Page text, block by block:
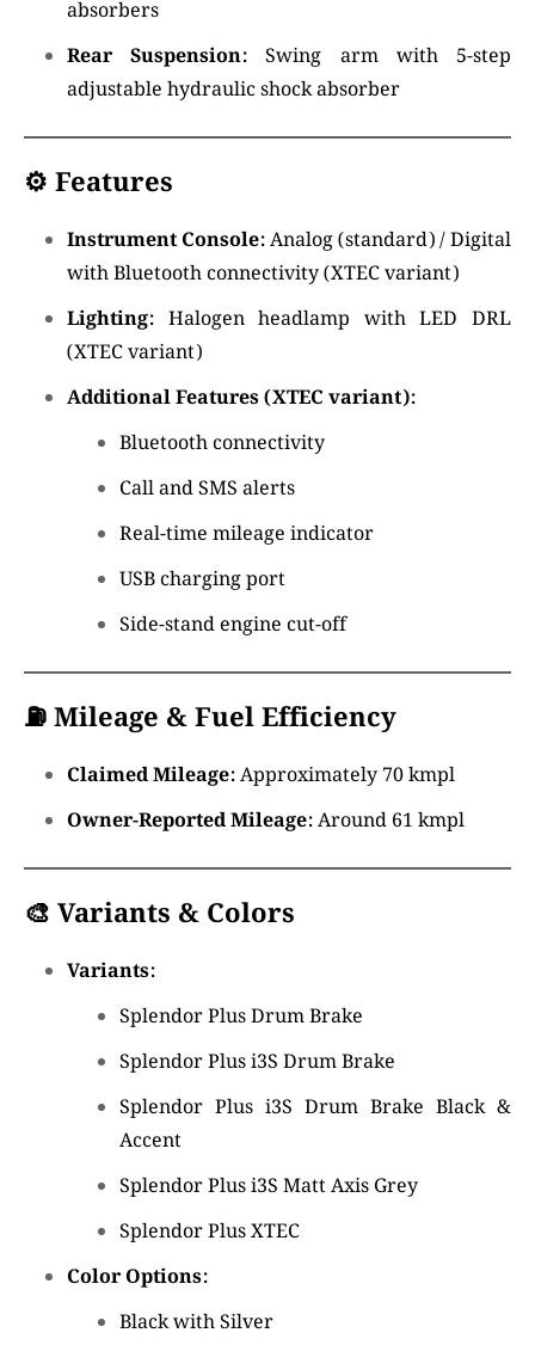
absorbers
Rear Suspension:
Swing arm with 5-step
adjustable hydraulic shock absorber
⚙️ Features
Instrument Console:Analog (standard) / Digital
with Bluetooth connectivity (XTEC variant)
Lighting: Halogen headlamp with LED DRL
(XTEC variant)
Additional Features (XTEC variant):
Bluetooth connectivity
Call and SMS alerts
Real-time mileage indicator
USB charging port
Side-stand engine cut-off
⛽ Mileage & Fuel Efficiency
Claimed Mileage:Approximately 70 kmpl
Owner-Reported Mileage:Around 61 kmpl
🎨 Variants & Colors
Variants:
Splendor Plus Drum Brake
Splendor Plus i3S Drum Brake
Splendor Plus i3S Drum Brake Black &
Accent
Splendor Plus i3S Matt Axis Grey
Splendor Plus XTEC
Color Options:
Black with Silver